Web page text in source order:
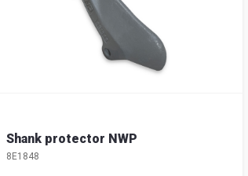
Shank protector NWP
8E1848